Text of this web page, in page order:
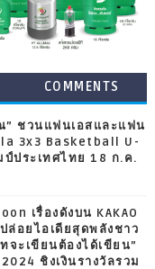
COMMENTS
” ชวนแฟนเอสและแฟน
3x3 Basketball U-
ประเทศไทย 18 ก.ค.
เรื่องดังบน KAKAO
ล่อยไอเดียสุดพลังชาว
จะเขียนต้องได้เขียน”
ชิงเงินรางวัลรวม